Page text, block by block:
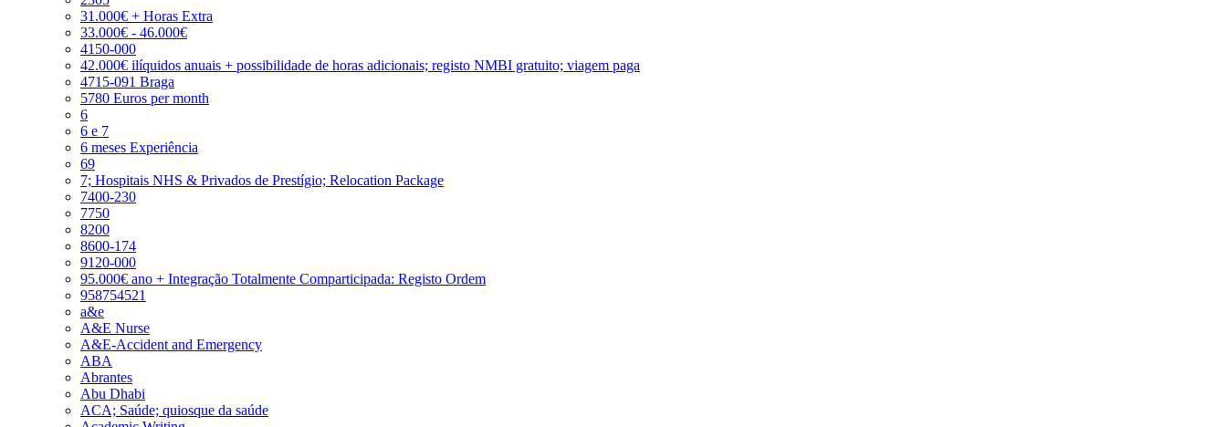
31.000€ + Horas Extra
33.000€ - 46.000€
4150-000
42.000€ ilíquidos anuais + possibilidade de horas adicionais; registo NMBI gratuito; viagem paga
4715-091 Braga
5780 Euros per month
6
6 e 7
6 meses Experiência
69
7; Hospitais NHS & Privados de Prestígio; Relocation Package
7400-230
7750
8200
8600-174
9120-000
95.000€ ano + Integração Totalmente Comparticipada: Registo Ordem
958754521
a&e
A&E Nurse
A&E-Accident and Emergency
ABA
Abrantes
Abu Dhabi
ACA; Saúde; quiosque da saúde